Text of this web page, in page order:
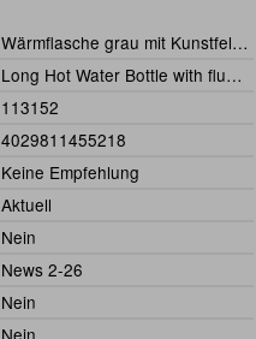
Wärmflasche grau mit Kunstfellüberzug ca. 73 cm lang, ca 2 Liter
Long Hot Water Bottle with fluffy fur cover ca. 73cm long, for ca. 2 l
113152
4029811455218
Keine Empfehlung
Aktuell
Nein
News 2-26
Nein